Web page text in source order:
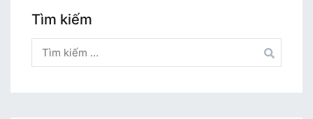
Tìm kiếm
kiếm
cho: